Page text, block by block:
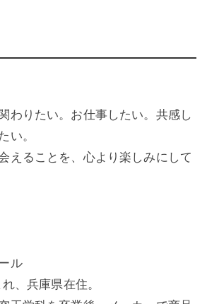
わりたい。お仕事したい。共感し
い。
えることを、心より楽しみにして
ル
、兵庫県在住。